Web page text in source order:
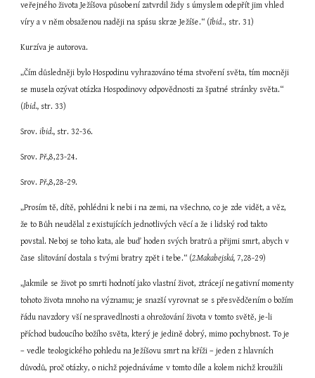
veřejného života Ježíšova působení zatvrdil židy s úmyslem odepřít jim vhled
víry a v něm obsaženou naději na spásu skrze Ježíše.“ (Ibid., str. 31)
Kurzíva je autorova.
„Čím důsledněji bylo Hospodinu vyhrazováno téma stvoření světa, tím mocněji
se musela ozývat otázka Hospodinovy odpovědnosti za špatné stránky světa.“
(Ibid., str. 33)
Srov. ibid., str. 32-36.
Srov. Př.,8,23-24.
Srov. Př.,8,28-29.
„Prosím tě, dítě, pohlédni k nebi i na zemi, na všechno, co je zde vidět, a věz,
že to Bůh neudělal z existujících jednotlivých věcí a že i lidský rod takto
povstal. Neboj se toho kata, ale buď hoden svých bratrů a přijmi smrt, abych v
čase slitování dostala s tvými bratry zpět i tebe.“ (2.Makabejská, 7,28-29)
„Jakmile se život po smrti hodnotí jako vlastní život, ztrácejí negativní momenty
tohoto života mnoho na významu; je snazší vyrovnat se s přesvědčením o božím
řádu navzdory vší nespravedlnosti a ohrožování života v tomto světě, je-li
příchod budoucího božího světa, který je jedině dobrý, mimo pochybnost. To je
– vedle teologického pohledu na Ježíšovu smrt na kříži – jeden z hlavních
důvodů, proč otázky, o nichž pojednáváme v tomto díle a kolem nichž kroužili